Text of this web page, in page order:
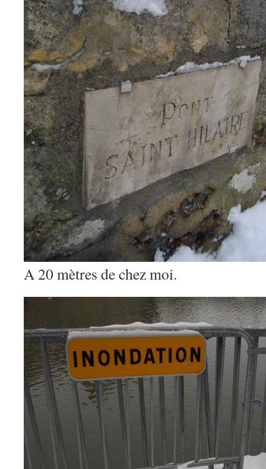
A 20 mètres de chez moi.